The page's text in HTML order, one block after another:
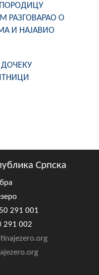
ПОРОДИЦУ
РАЗГОВАРАО О
И НАЈАВИО
Српска
291 001
291 002